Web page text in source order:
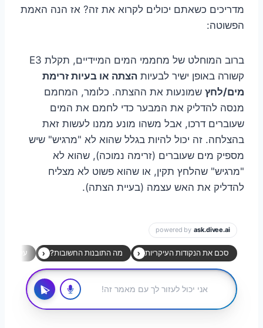
מדריכים כשאתם יכולים לקרוא את זה? אז הנה האמת
הפשוטה:
ברוב המוחלט של מחממי המים המיידיים, תקלת E3
קשורה באופן ישיר לבעיות הצתה או בעיות זרימת
מים/לחץ שמונעות את ההצתה. כלומר, המחמם
מנסה להדליק את המבער כדי לחמם את המים
שעוברים דרכו, אבל משהו מונע ממנו לעשות זאת
בהצלחה. זה יכול להיות בגלל שהוא לא "מרגיש" שיש
מספיק מים שעוברים (זרימה נמוכה), שהוא לא
"מרגיש" שהלחץ תקין, או שהוא פשוט לא מצליח
להדליק את האש עצמה (בעיית הצתה).